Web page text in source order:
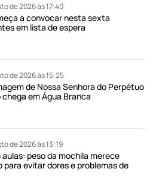
de 2026 às 17:40
a convocar nesta sexta
em lista de espera
de 2026 às 15:25
de Nossa Senhora do Perpétuo
em Água Branca
de 2026 às 13:19
aulas: peso da mochila merece
para evitar dores e problemas de